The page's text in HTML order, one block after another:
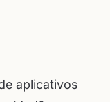
aplicativos